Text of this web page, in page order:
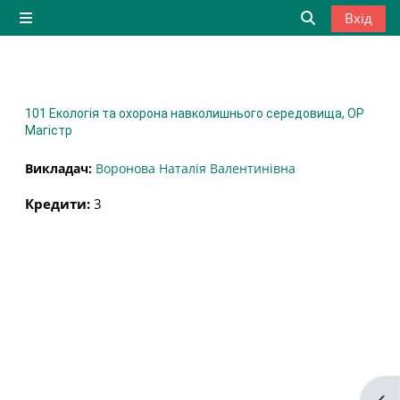
Перейти до головного вмісту
Бокова панель
Вхід
101 Екологія та охорона навколишнього середовища, ОР
Магістр
Викладач: Воронова Наталія Валентинівна
Кредити: 3